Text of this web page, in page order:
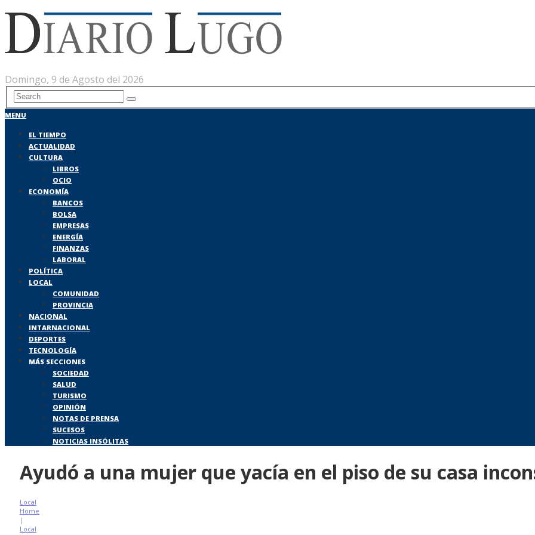
Domingo, 9 de Agosto del 2026
MENU
EL TIEMPO
ACTUALIDAD
CULTURA
LIBROS
OCIO
ECONOMÍA
BANCOS
BOLSA
EMPRESAS
ENERGÍA
FINANZAS
LABORAL
POLÍTICA
LOCAL
COMUNIDAD
PROVINCIA
NACIONAL
INTARNACIONAL
DEPORTES
TECNOLOGÍA
MÁS SECCIONES
SOCIEDAD
SALUD
TURISMO
OPINIÓN
NOTAS DE PRENSA
SUCESOS
NOTICIAS INSÓLITAS
Ayudó a una mujer que yacía en el piso de su casa
Local
Home
|
Local